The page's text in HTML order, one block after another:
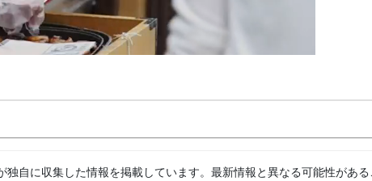
自に収集した情報を掲載しています。最新情報と異なる可能性があ